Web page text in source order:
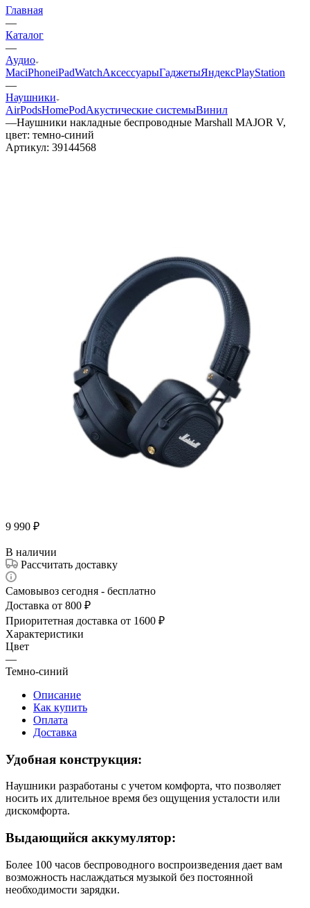
Главная
—
Каталог
—
Аудио
MaciPhoneiPadWatchАксессуарыГаджетыЯндексPlayStation
—
Наушники
AirPodsHomePodАкустические системыВинил
—Наушники накладные беспроводные Marshall MAJOR V,
цвет: темно-синий
Артикул: 39144568
9 990 ₽
В наличии
Рассчитать доставку
Самовывоз сегодня - бесплатно
Доставка от 800 ₽
Приоритетная доставка от 1600 ₽
Характеристики
Цвет
—
Темно-синий
Описание
Как купить
Оплата
Доставка
Удобная конструкция:
Наушники разработаны с учетом комфорта, что позволяет
носить их длительное время без ощущения усталости или
дискомфорта.
Выдающийся аккумулятор:
Более 100 часов беспроводного воспроизведения дает вам
возможность наслаждаться музыкой без постоянной
необходимости зарядки.